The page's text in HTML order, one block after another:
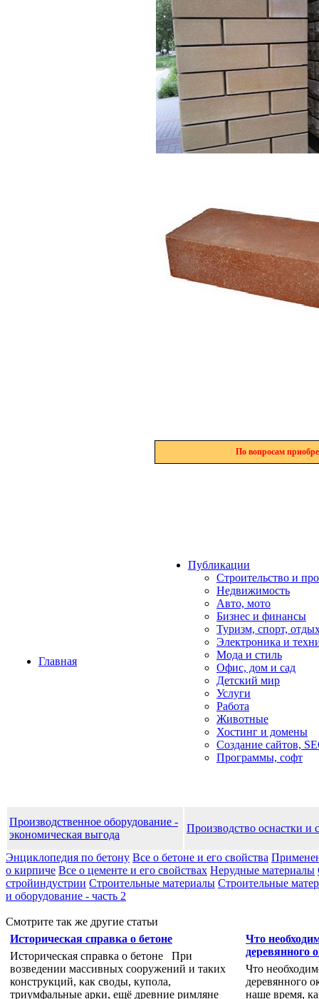
По вопросам
Главная
Публикации
Строительство и
Недвижимость
Авто, мото
Бизнес и финансы
Туризм, спорт,
Электроника и
Мода и стиль
Офис, дом и cад
Детский мир
Услуги
Работа
Животные
Хостинг и домены
Создание сайтов,
Программы, софт
Производственное оборудование -
экономическая выгода
Производство оснастки и
Энциклопедия по бетону Все о бетоне и его свойства
о кирпиче Все о цементе и его свойствах Нерудные материалы
стройиндустрии Строительные материалы Строительные
и оборудование - часть 2
Смотрите так же другие статьи
Историческая справка о бетоне
Историческая справка о бетоне При
возведении массивных сооружений и таких
конструкций, как своды, купола,
триумфальные арки, ещё древние римляне
Что
деревянного
Что
деревянного
наше время,